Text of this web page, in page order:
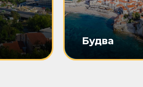
Будва